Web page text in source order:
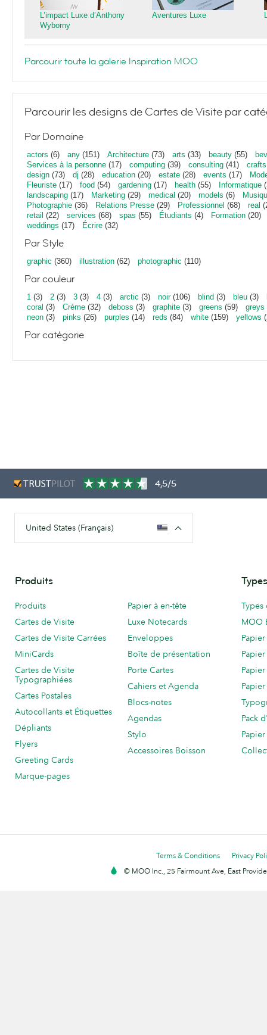
L’impact Luxe d’Anthony
Wyborny
Aventures Luxe
Parcourir toute la galerie Inspiration MOO
Parcourir les designs de Cartes de Visite par
Par Domaine
actors (6) any (151) Architecture (73) arts (33) beauty (55)
Services à la personne (17) computing (39) consulting (41) crafts
design (73) dj (28) education (20) estate (28) events (17)
Fleuriste (17) food (54) gardening (17) health (55) Informatique
landscaping (17) Marketing (29) medical (20) models (6)
Photographie (36) Relations Presse (29) Professionnel (68) real
retail (22) services (68) spas (55) Étudiants (4) Formation (20)
weddings (17) Écrire (32)
Par Style
graphic (360) illustration (62) photographic (110)
Par couleur
1 (3) 2 (3) 3 (3) 4 (3) arctic (3) noir(106) blind (3) bleu (3)
coral (3) Crème (32) deboss (3) graphite (3) greens (59) greys
neon (3) pinks (26) purples (14) reds (84) white (159) yellows
Par catégorie
4,5/5
United States (Français)
Produits
Produits
Cartes de Visite
Cartes de Visite Carrées
MiniCards
Cartes de Visite
Typographiées
Cartes Postales
Autocollants et Étiquettes
Dépliants
Flyers
Greeting Cards
Marque-pages
Papier à en-tête
Luxe Notecards
Enveloppes
Boîte de présentation
Porte Cartes
Cahiers et Agenda
Blocs-notes
Agendas
Stylo
Accessoires Boisson
MOO
Pack
Terms & Conditions
Privacy
© MOO Inc., 25 Fairmount Ave, East